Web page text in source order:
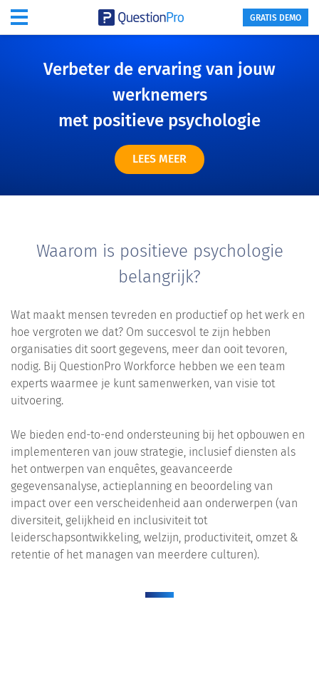
GRATIS DEMO
Verbeter de ervaring van jouw
werknemers
met positieve psychologie
LEES MEER
Waarom is positieve psychologie
belangrijk?
Wat maakt mensen tevreden en productief op het werk en
hoe vergroten we dat? Om succesvol te zijn hebben
organisaties dit soort gegevens, meer dan ooit tevoren,
nodig. Bij QuestionPro Workforce hebben we een team
experts waarmee je kunt samenwerken, van visie tot
uitvoering.
We bieden end-to-end ondersteuning bij het opbouwen en
implementeren van jouw strategie, inclusief diensten als
het ontwerpen van enquêtes, geavanceerde
gegevensanalyse, actieplanning en beoordeling van
impact over een verscheidenheid aan onderwerpen (van
diversiteit, gelijkheid en inclusiviteit tot
leiderschapsontwikkeling, welzijn, productiviteit, omzet &
retentie of het managen van meerdere culturen).